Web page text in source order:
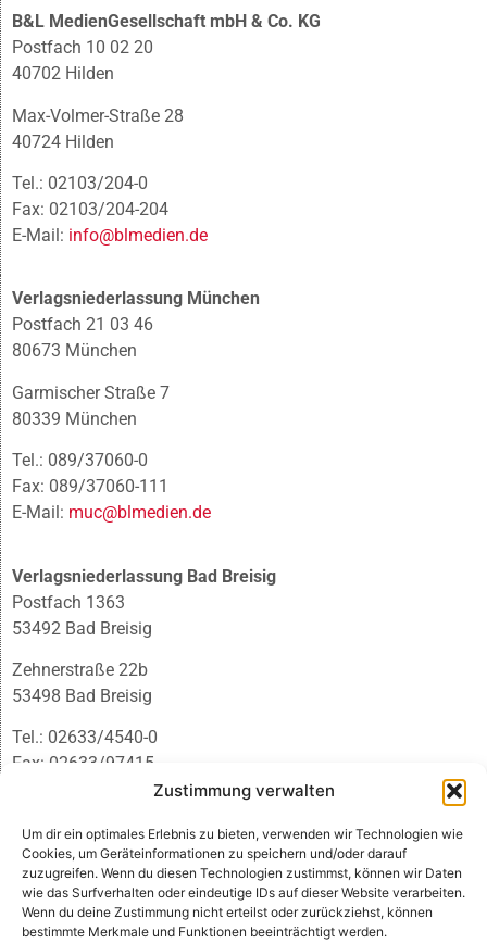
Zustimmung verwalten
Um dir ein optimales Erlebnis zu bieten, verwenden wir Technologien wie
Cookies, um Geräteinformationen zu speichern und/oder darauf
zuzugreifen. Wenn du diesen Technologien zustimmst, können wir Daten
wie das Surfverhalten oder eindeutige IDs auf dieser Website verarbeiten.
Wenn du deine Zustimmung nicht erteilst oder zurückziehst, können
bestimmte Merkmale und Funktionen beeinträchtigt werden.
B&L MedienGesellschaft mbH & Co. KG
Postfach 10 02 20
40702 Hilden
Max-Volmer-Straße 28
40724 Hilden
Tel.: 02103/204-0
Fax: 02103/204-204
E-Mail: info@blmedien.de
Verlagsniederlassung München
Postfach 21 03 46
80673 München
Garmischer Straße 7
80339 München
Tel.: 089/37060-0
Fax: 089/37060-111
E-Mail: muc@blmedien.de
Verlagsniederlassung Bad Breisig
Postfach 1363
53492 Bad Breisig
Zehnerstraße 22b
53498 Bad Breisig
Tel.: 02633/4540-0
Fax: 02633/97415
infobb@blmedien.de